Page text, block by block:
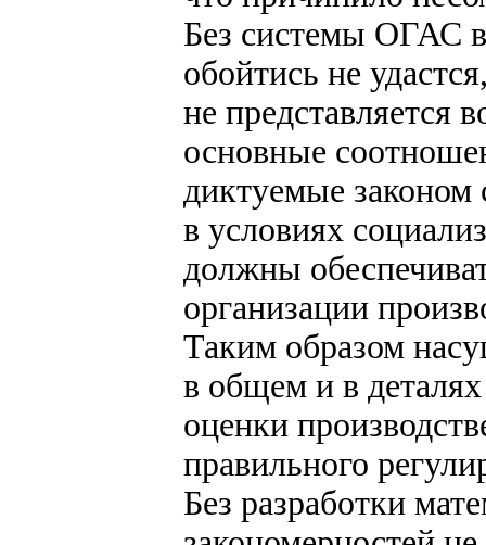
Без системы ОГАС
обойтись не
не представляется
основные
диктуемые законом
в условиях
должны
организации
Таким образом
в общем и в
оценки
правильного
Без разработки